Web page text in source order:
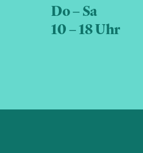
Do – Sa
10 – 18 Uhr